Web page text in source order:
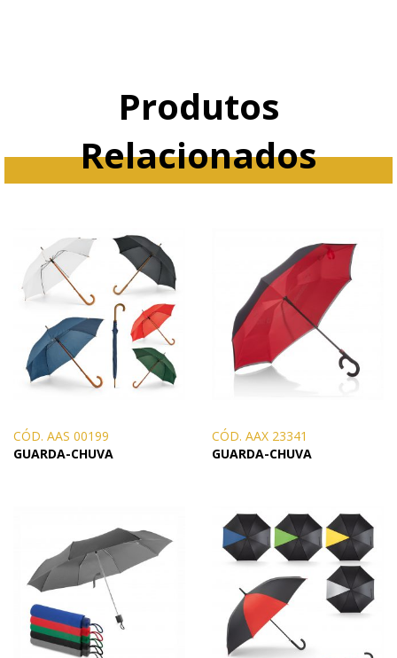
Produtos
Relacionados
CÓD. AAS 00199
GUARDA-CHUVA
CÓD. AAX 23341
GUARDA-CHUVA